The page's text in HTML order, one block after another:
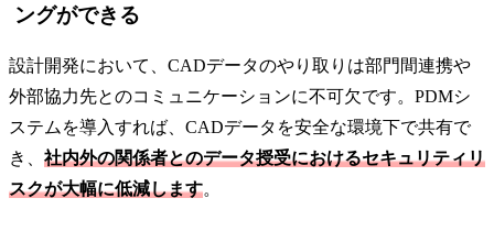
ングができる
設計開発において、CADデータのやり取りは部門間連携や
外部協力先とのコミュニケーションに不可欠です。PDMシ
ステムを導入すれば、CADデータを安全な環境下で共有で
き、 社内外の関係者とのデータ授受におけるセキュリティリ
スクが大幅に低減します。